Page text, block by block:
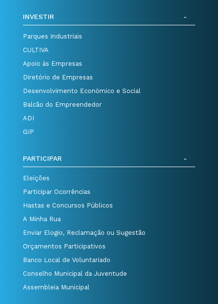
INVESTIR
Parques Industriais
CULTIVA
Apoio às Empresas
Diretório de Empresas
Desenvolvimento Económico e Social
Balcão do Empreendedor
ADI
GIP
PARTICIPAR
Eleições
Participar Ocorrências
Hastas e Concursos Públicos
A Minha Rua
Enviar Elogio, Reclamação ou Sugestão
Orçamentos Participativos
Banco Local de Voluntariado
Conselho Municipal da Juventude
Assembleia Municipal